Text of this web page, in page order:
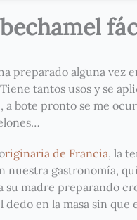
preparado alguna vez
tantos usos y se
a bote pronto se me
riginaria de Francia, la
nuestra gastronomía,
su madre preparando
en la masa sin que